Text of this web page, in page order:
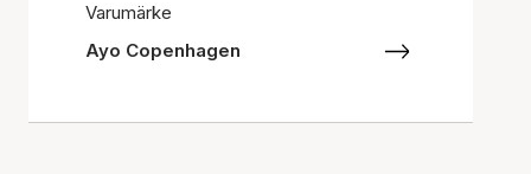
Varumärke
Ayo Copenhagen